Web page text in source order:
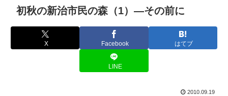
初秋の新治市民の森（1）―その前に
X Facebook はてブ
LINE
2010.09.19